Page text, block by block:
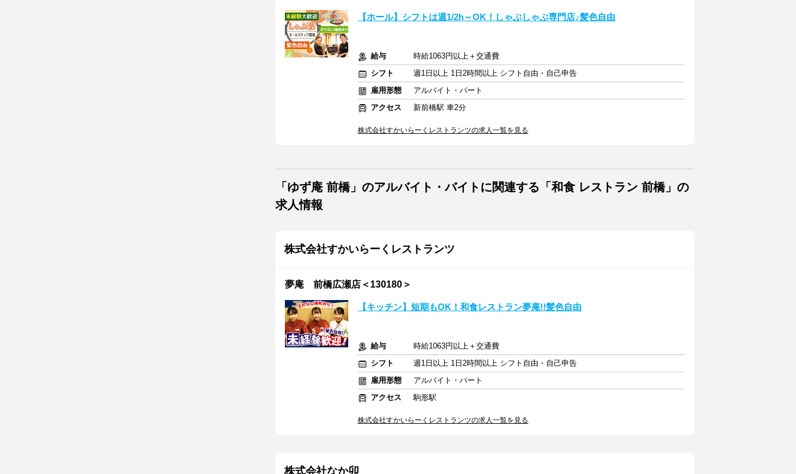
【ホール】シフトは週1/2h～OK！しゃぶしゃぶ専門店♪髪色自由
給与
時給1063円以上＋交通費
シフト
週1日以上 1日2時間以上 シフト自由・自己申告
雇用形態
アルバイト・パート
アクセス
新前橋駅 車2分
株式会社すかいらーくレストランツの求人一覧を見る
「ゆず庵 前橋」のアルバイト・バイトに関連する「和食 レストラン 前橋」の
求人情報
株式会社すかいらーくレストランツ
夢庵 前橋広瀬店＜130180＞
【キッチン】短期もOK！和食レストラン夢庵!!髪色自由
給与
時給1063円以上＋交通費
シフト
週1日以上 1日2時間以上 シフト自由・自己申告
雇用形態
アルバイト・パート
アクセス
駒形駅
株式会社すかいらーくレストランツの求人一覧を見る
株式会社なか卯